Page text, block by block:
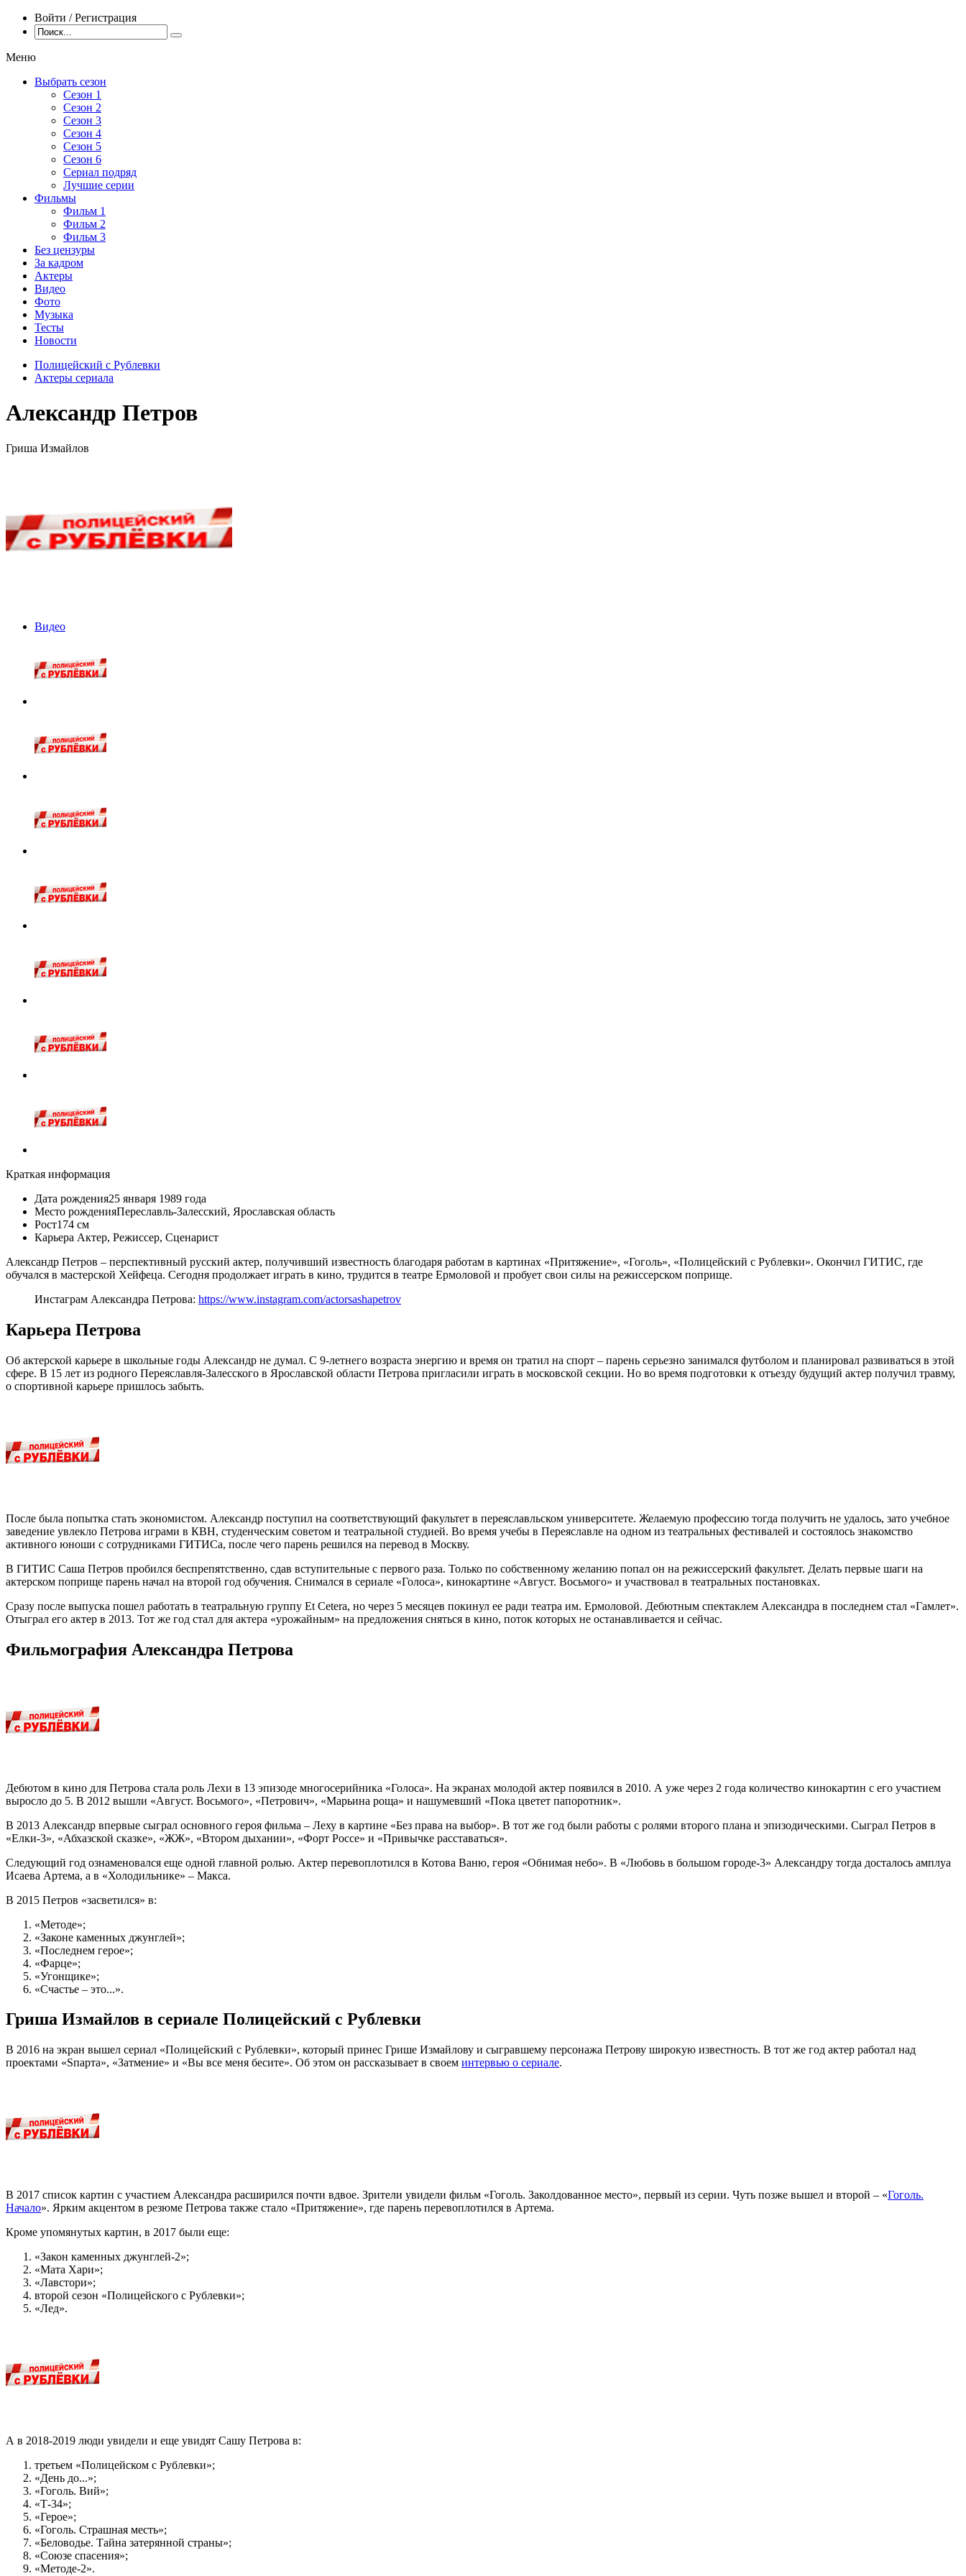
Войти / Регистрация
Меню
Выбрать сезон
Сезон 1
Сезон 2
Сезон 3
Сезон 4
Сезон 5
Сезон 6
Сериал подряд
Лучшие серии
Фильмы
Фильм 1
Фильм 2
Фильм 3
Без цензуры
За кадром
Актеры
Видео
Фото
Музыка
Тесты
Новости
Полицейский с Рублевки
Актеры сериала
Александр Петров
Гриша Измайлов
Видео
Краткая информация
Дата рождения25 января 1989 года
Место рожденияПереславль-Залесский, Ярославская область
Рост174 см
Карьера Актер, Режиссер, Сценарист
Александр Петров – перспективный русский актер, получивший известность благодаря работам в картинах «Притяжение», «Гоголь», «Полицейский с Рублевки». Окончил ГИТИС, где
обучался в мастерской Хейфеца. Сегодня продолжает играть в кино, трудится в театре Ермоловой и пробует свои силы на режиссерском поприще.
Инстаграм Александра Петрова: https://www.instagram.com/actorsashapetrov
Карьера Петрова
Об актерской карьере в школьные годы Александр не думал. С 9-летнего возраста энергию и время он тратил на спорт – парень серьезно занимался футболом и планировал развиваться в этой
сфере. В 15 лет из родного Переяславля-Залесского в Ярославской области Петрова пригласили играть в московской секции. Но во время подготовки к отъезду будущий актер получил травму,
о спортивной карьере пришлось забыть.
После была попытка стать экономистом. Александр поступил на соответствующий факультет в переяславльском университете. Желаемую профессию тогда получить не удалось, зато учебное
заведение увлекло Петрова играми в КВН, студенческим советом и театральной студией. Во время учебы в Переяславле на одном из театральных фестивалей и состоялось знакомство
активного юноши с сотрудниками ГИТИСа, после чего парень решился на перевод в Москву.
В ГИТИС Саша Петров пробился беспрепятственно, сдав вступительные с первого раза. Только по собственному желанию попал он на режиссерский факультет. Делать первые шаги на
актерском поприще парень начал на второй год обучения. Снимался в сериале «Голоса», кинокартине «Август. Восьмого» и участвовал в театральных постановках.
Сразу после выпуска пошел работать в театральную группу Et Cetera, но через 5 месяцев покинул ее ради театра им. Ермоловой. Дебютным спектаклем Александра в последнем стал «Гамлет».
Отыграл его актер в 2013. Тот же год стал для актера «урожайным» на предложения сняться в кино, поток которых не останавливается и сейчас.
Фильмография Александра Петрова
Дебютом в кино для Петрова стала роль Лехи в 13 эпизоде многосерийника «Голоса». На экранах молодой актер появился в 2010. А уже через 2 года количество кинокартин с его участием
выросло до 5. В 2012 вышли «Август. Восьмого», «Петрович», «Марьина роща» и нашумевший «Пока цветет папоротник».
В 2013 Александр впервые сыграл основного героя фильма – Леху в картине «Без права на выбор». В тот же год были работы с ролями второго плана и эпизодическими. Сыграл Петров в
«Елки-3», «Абхазской сказке», «ЖЖ», «Втором дыхании», «Форт Россе» и «Привычке расставаться».
Следующий год ознаменовался еще одной главной ролью. Актер перевоплотился в Котова Ваню, героя «Обнимая небо». В «Любовь в большом городе-3» Александру тогда досталось амплуа
Исаева Артема, а в «Холодильнике» – Макса.
В 2015 Петров «засветился» в:
«Методе»;
«Законе каменных джунглей»;
«Последнем герое»;
«Фарце»;
«Угонщике»;
«Счастье – это...».
Гриша Измайлов в сериале Полицейский с Рублевки
В 2016 на экран вышел сериал «Полицейский с Рублевки», который принес Грише Измайлову и сыгравшему персонажа Петрову широкую известность. В тот же год актер работал над
проектами «Sпарта», «Затмение» и «Вы все меня бесите». Об этом он рассказывает в своем интервью о сериале.
В 2017 список картин с участием Александра расширился почти вдвое. Зрители увидели фильм «Гоголь. Заколдованное место», первый из серии. Чуть позже вышел и второй – «Гоголь.
Начало». Ярким акцентом в резюме Петрова также стало «Притяжение», где парень перевоплотился в Артема.
Кроме упомянутых картин, в 2017 были еще:
«Закон каменных джунглей-2»;
«Мата Хари»;
«Лавстори»;
второй сезон «Полицейского с Рублевки»;
«Лед».
А в 2018-2019 люди увидели и еще увидят Сашу Петрова в:
третьем «Полицейском с Рублевки»;
«День до...»;
«Гоголь. Вий»;
«Т-34»;
«Герое»;
«Гоголь. Страшная месть»;
«Беловодье. Тайна затерянной страны»;
«Союзе спасения»;
«Методе-2».